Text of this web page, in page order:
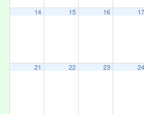
14 15 16 17
21 22 23 24